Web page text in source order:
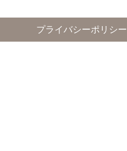
プライバシーポリシー